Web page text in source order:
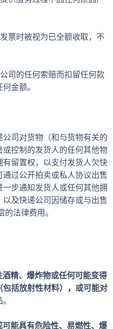
票时被视为已全额收取，不
司的任何索赔而扣留任何款
金额。
司对货物（和与货物有关的
控制的发货人的任何其他物
留置权，以支付发货人欠快
过公开拍卖或私人协议出售
步通知发货人或任何其他拥
及快递公司因储存或与出售
的法律费用。
精、爆炸物或任何可能变得
括放射性材料），或可能对
能具有危险性、易燃性、爆